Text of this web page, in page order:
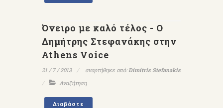
Όνειρο με καλό τέλος - Ο
Δημήτρης Στεφανάκης στην
Athens Voice
21 / 7 / 2013 αναρτήθηκε από:Dimitris Stefanakis
Αναζήτηση
Διαβάστε